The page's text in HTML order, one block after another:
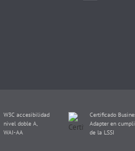
W3C accesibilidad
nivel doble A,
WAI-AA
Certificado
Adapter en
de la LSSI